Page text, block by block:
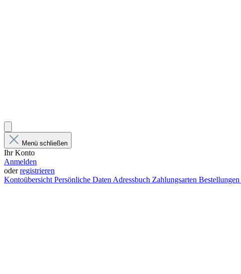
Menü schließen
Ihr Konto
Anmelden
oderregistrieren
KontoübersichtPersönliche DatenAdressbuch Zahlungsarten Bestellungen